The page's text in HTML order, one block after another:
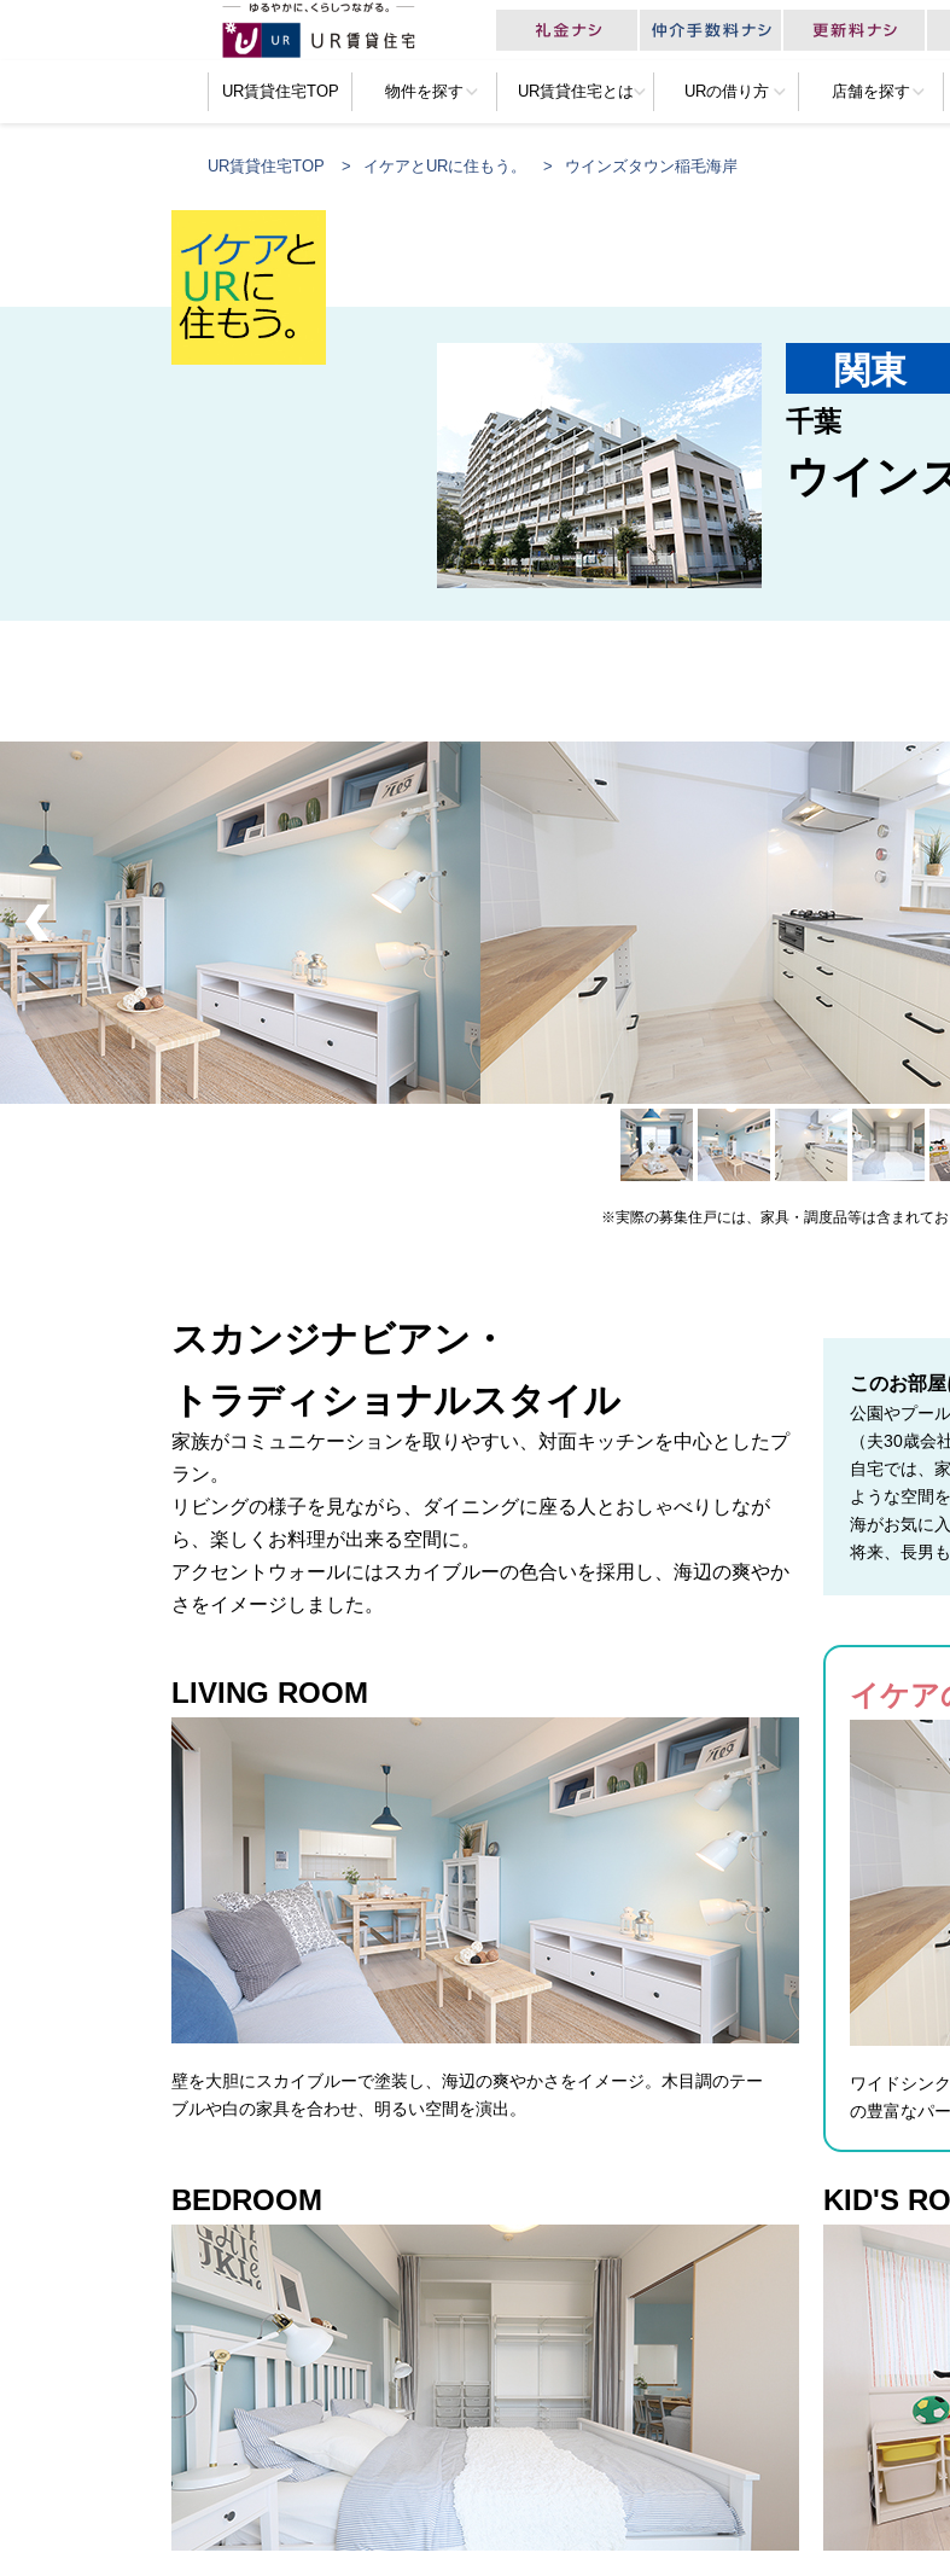
UR賃貸住宅TOP 物件を探す UR賃貸住宅とは URの借り方 店舗を探す
UR賃貸住宅TOP イケアとURに住もう。 ウインズタウン稲毛海岸
関東
千葉
ウイン
※実際の募集住戸には、家具・調度品等は含まれてお
スカンジナビアン・
トラディショナルスタイル
家族がコミュニケーションを取りやすい、対面キッチンを中心としたプ
ラン。
リビングの様子を見ながら、ダイニングに座る人とおしゃべりしなが
ら、楽しくお料理が出来る空間に。
アクセントウォールにはスカイブルーの色合いを採用し、海辺の爽やか
さをイメージしました。
このお部
公園やプー
（夫30歳会
自宅では、
ような空間
海がお気に入
将来、長男
LIVING ROOM
壁を大胆にスカイブルーで塗装し、海辺の爽やかさをイメージ。木目調のテー
ブルや白の家具を合わせ、明るい空間を演出。
イケア
ワイドシン
の豊富なパ
BEDROOM KID'S